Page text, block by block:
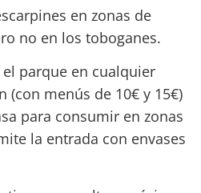
en zonas de
no en los toboganes.
parque en cualquier
(con menús de 10€ y 15€)
para consumir en zonas
la entrada con envases